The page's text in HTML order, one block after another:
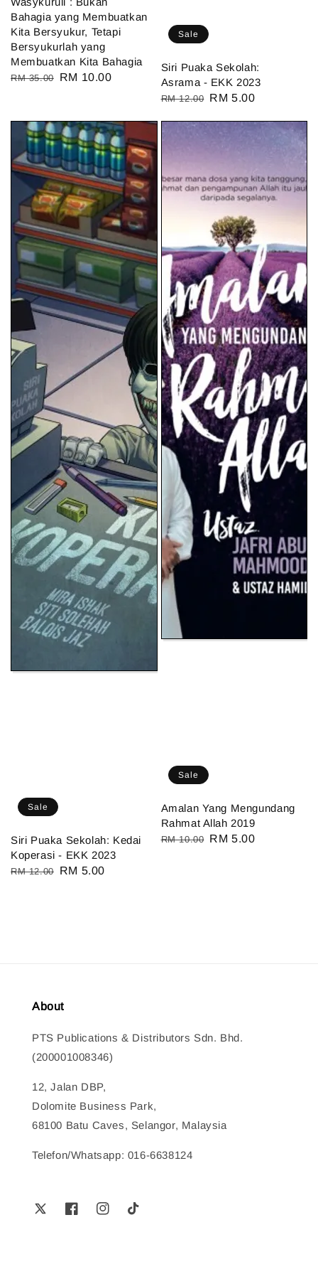
Bahagia yang Membuatkan
Kita Bersyukur, Tetapi
Bersyukurlah yang
Membuatkan Kita Bahagia
Regular
RM 35.00
Sale
RM 10.00
Sale
Siri Puaka Sekolah:
Asrama - EKK 2023
Regular
RM 12.00 Sale
RM 5.00
Sale
Siri Puaka Sekolah: Kedai
Koperasi - EKK 2023
Regular
RM 12.00
Sale
RM 5.00
Sale
Amalan Yang Mengundang
Rahmat Allah 2019
Regular
RM 10.00 Sale
RM 5.00
About
PTS Publications & Distributors Sdn. Bhd.
(200001008346)
12, Jalan DBP,
Dolomite Business Park,
68100 Batu Caves, Selangor, Malaysia
Telefon/Whatsapp: 016-6638124